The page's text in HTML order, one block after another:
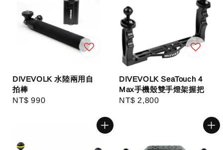
DIVEVOLK 水陸兩用自
拍棒
Regular
NT$ 990
DIVEVOLK SeaTouch 4
Max手機殼雙手燈架握把
Regular
NT$ 2,800